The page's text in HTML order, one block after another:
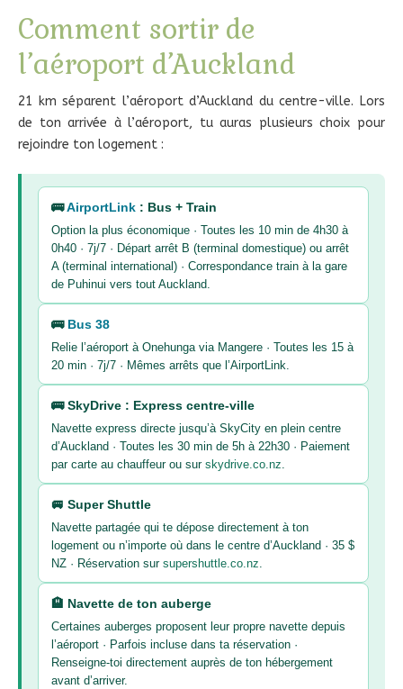
Comment sortir de
l’aéroport d’Auckland
21 km séparent l’aéroport d’Auckland du centre-ville. Lors
de ton arrivée à l’aéroport, tu auras plusieurs choix pour
rejoindre ton logement :
🚌AirportLink : Bus + Train
Option la plus économique · Toutes les 10 min de 4h30 à
0h40 · 7j/7 · Départ arrêt B (terminal domestique) ou arrêt
A (terminal international) · Correspondance train à la gare
de Puhinui vers tout Auckland.
🚌 Bus 38
Relie l’aéroport à Onehunga via Mangere · Toutes les 15 à
20 min · 7j/7 · Mêmes arrêts que l’AirportLink.
🚌 SkyDrive : Express centre-ville
Navette express directe jusqu’à SkyCity en plein centre
d’Auckland · Toutes les 30 min de 5h à 22h30 · Paiement
par carte au chauffeur ou sur skydrive.co.nz.
🚐 Super Shuttle
Navette partagée qui te dépose directement à ton
logement ou n’importe où dans le centre d’Auckland · 35 $
NZ · Réservation sur supershuttle.co.nz.
🏨 Navette de ton auberge
Certaines auberges proposent leur propre navette depuis
l’aéroport · Parfois incluse dans ta réservation ·
Renseigne-toi directement auprès de ton hébergement
avant d’arriver.